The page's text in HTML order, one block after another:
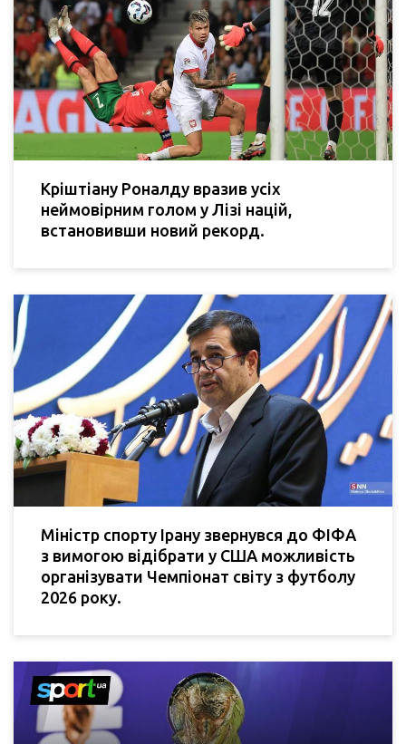
Кріштіану Роналду вразив усіх
неймовірним голом у Лізі націй,
встановивши новий рекорд.
Міністр спорту Ірану звернувся до ФІФА
з вимогою відібрати у США можливість
організувати Чемпіонат світу з футболу
2026 року.